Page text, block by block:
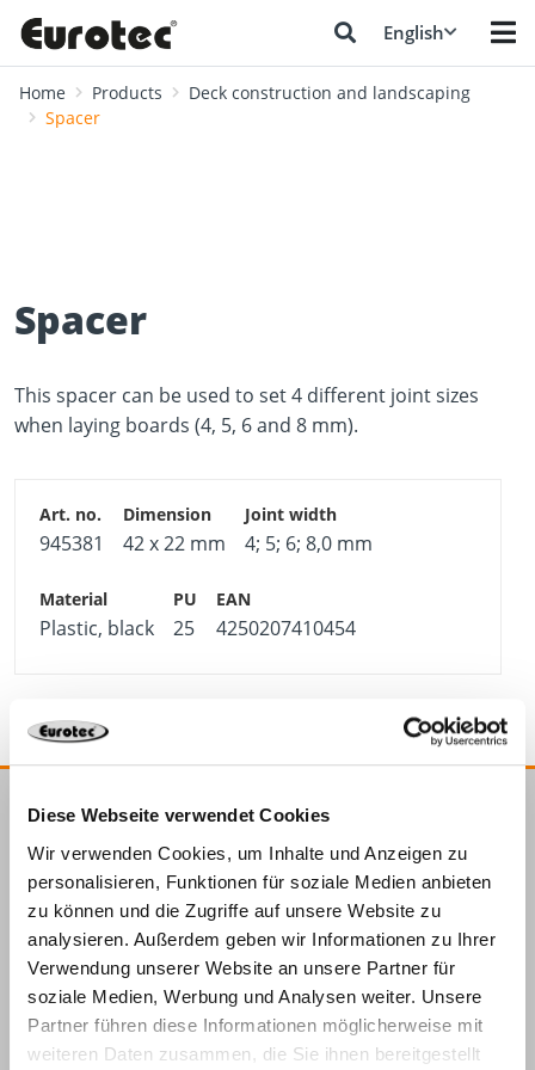
Diese Webseite verwendet Cookies
Wir verwenden Cookies, um Inhalte und Anzeigen zu
personalisieren, Funktionen für soziale Medien anbieten
zu können und die Zugriffe auf unsere Website zu
analysieren. Außerdem geben wir Informationen zu Ihrer
Verwendung unserer Website an unsere Partner für
soziale Medien, Werbung und Analysen weiter. Unsere
Partner führen diese Informationen möglicherweise mit
weiteren Daten zusammen, die Sie ihnen bereitgestellt
English
Home Products
Deck construction and landscaping
Spacer
Spacer
This spacer can be used to set 4 different joint sizes
when laying boards (4, 5, 6 and 8 mm).
945381 42 x 22 mm 4; 5; 6; 8,0 mm
Plastic, black 25 4250207410454
E.u.r.o.Tec GmbH
Unter
dem
Hofe 5
58099
Hagen
+49 2331
6245-0
+49 2331
6245-200
info@eurotec.team